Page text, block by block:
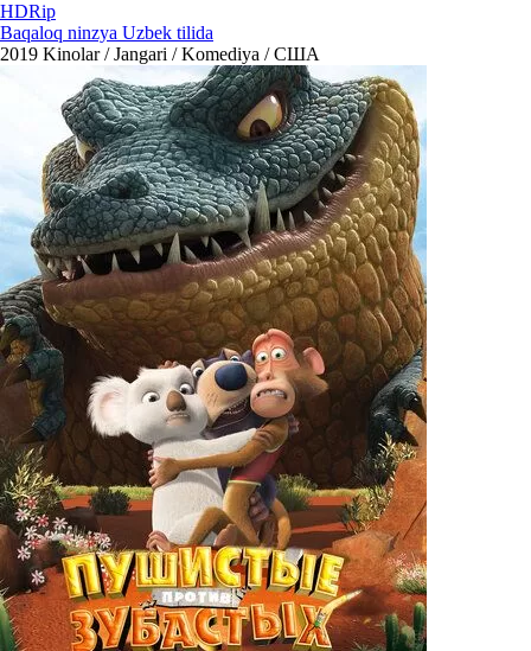
HDRip
Baqaloq ninzya Uzbek tilida
2019 Kinolar / Jangari / Komediya / США